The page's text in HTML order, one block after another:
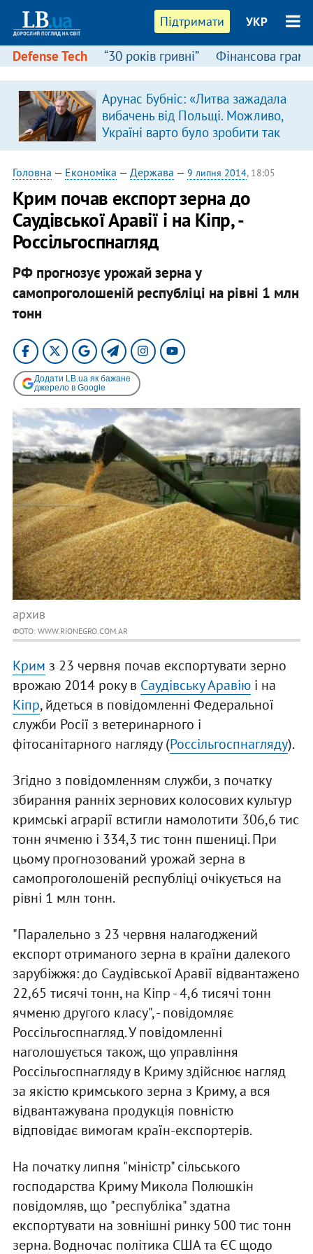
Підтримати УКР
Defense Tech “30 років гривні” Фінансова
Арунас Бубніс: «Литва зажадала
вибачень від Польщі. Можливо,
Україні варто було зробити так
само»
Головна — Економіка — Держава — 9 липня 2014, 18:05
Крим почав експорт зерна до
Саудівської Аравії і на Кіпр, -
Россільгоспнагляд
РФ прогнозує урожай зерна у
самопроголошеній республіці на рівні 1 млн
тонн
Додати LB.ua як бажане
джерело в Google
архив
ФОТО: WWW.RIONEGRO.COM.AR
Крим з 23 червня почав експортувати зерно
врожаю 2014 року в Саудівську Аравіюі на
Кіпр, йдеться в повідомленні Федеральної
служби Росії з ветеринарного і
фітосанітарного нагляду (Россільгоспнагляду).
Згідно з повідомленням служби, з початку
збирання ранніх зернових колосових культур
кримські аграрії встигли намолотити 306,6 тис
тонн ячменю і 334,3 тис тонн пшениці. При
цьому прогнозований урожай зерна в
самопроголошеній республіці очікується на
рівні 1 млн тонн.
"Паралельно з 23 червня налагоджений
експорт отриманого зерна в країни далекого
зарубіжжя: до Саудівської Аравії відвантажено
22,65 тисячі тонн, на Кіпр - 4,6 тисячі тонн
ячменю другого класу", - повідомляє
Россільгоспнагляд. У повідомленні
наголошується також, що управління
Россільгоспнагляду в Криму здійснює нагляд
за якістю кримського зерна з Криму, а вся
відвантажувана продукція повністю
відповідає вимогам країн-експортерів.
На початку липня "міністр" сільського
господарства Криму Микола Полюшкін
повідомляв, що "республіка" здатна
експортувати на зовнішні ринку 500 тис тонн
зерна. Водночас політика США та ЄС щодо